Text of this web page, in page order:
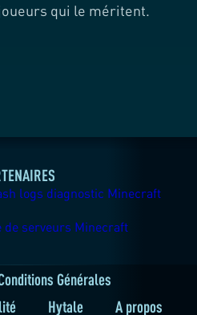
qui le méritent.
Générales
Hytale A propos